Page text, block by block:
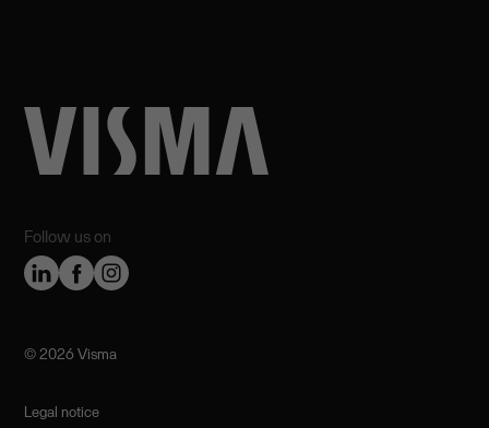
Follow us on
©️ 2026 Visma
Legal notice